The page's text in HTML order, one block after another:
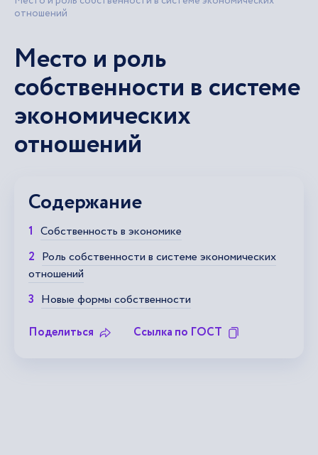
отношений
Место и роль
собственности в системе
экономических
отношений
Содержание
Собственность в экономике
Роль собственности в системе экономических
отношений
Новые формы собственности
Поделиться
Ссылка по ГОСТ